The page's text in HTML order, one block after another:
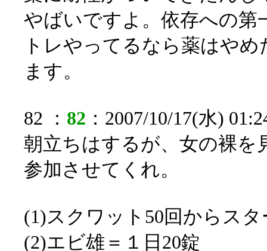
やばいですよ。依存への第
トレやってるなら薬はや
ます。
82 ： 82 ：2007/10/17(水)
朝立ちはするが、女の裸を
参加させてくれ。
(1)スクワット50回からスタ
(2)エビ雄＝１日20錠